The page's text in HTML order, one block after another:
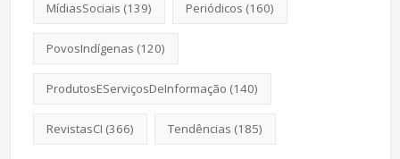
MídiasSociais (139) Periódicos (160)
PovosIndígenas (120)
ProdutosEServiçosDeInformação (140)
RevistasCI (366) Tendências (185)